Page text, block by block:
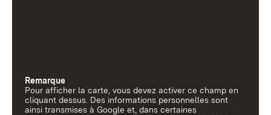
Remarque
Pour afficher la carte, vous devez activer ce champ en
cliquant dessus. Des informations personnelles sont
ainsi transmises à Google et, dans certaines